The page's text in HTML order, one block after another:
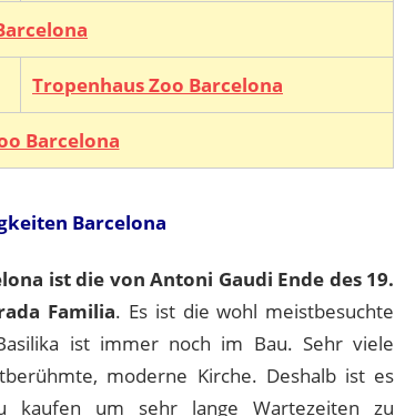
Tropenhaus Zoo Barcelona
Barcelona
Barcelona
ist die von Antoni Gaudi Ende des 19.
Familia. Es ist die wohl meistbesuchte
ist immer noch im Bau. Sehr viele
moderne Kirche. Deshalb ist es
kaufen um sehr lange Wartezeiten zu